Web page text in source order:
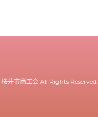
井市商工会 All Rights Reserved.